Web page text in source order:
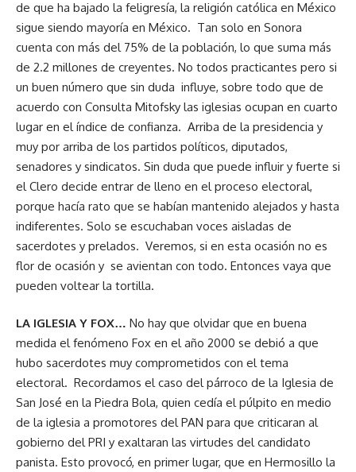
de que ha bajado la feligresía, la religión católica en México
sigue siendo mayoría en México. Tan solo en Sonora
cuenta con más del 75% de la población, lo que suma más
de 2.2 millones de creyentes. No todos practicantes pero si
un buen número que sin duda influye, sobre todo que de
acuerdo con Consulta Mitofsky las iglesias ocupan en cuarto
lugar en el índice de confianza. Arriba de la presidencia y
muy por arriba de los partidos políticos, diputados,
senadores y sindicatos. Sin duda que puede influir y fuerte si
el Clero decide entrar de lleno en el proceso electoral,
porque hacía rato que se habían mantenido alejados y hasta
indiferentes. Solo se escuchaban voces aisladas de
sacerdotes y prelados. Veremos, si en esta ocasión no es
flor de ocasión y se avientan con todo. Entonces vaya que
pueden voltear la tortilla.
LA IGLESIA Y FOX… No hay que olvidar que en buena
medida el fenómeno Fox en el año 2000 se debió a que
hubo sacerdotes muy comprometidos con el tema
electoral. Recordamos el caso del párroco de la Iglesia de
San José en la Piedra Bola, quien cedía el púlpito en medio
de la iglesia a promotores del PAN para que criticaran al
gobierno del PRI y exaltaran las virtudes del candidato
panista. Esto provocó, en primer lugar, que en Hermosillo la